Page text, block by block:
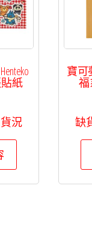
貼紙
況
寶可
福
缺